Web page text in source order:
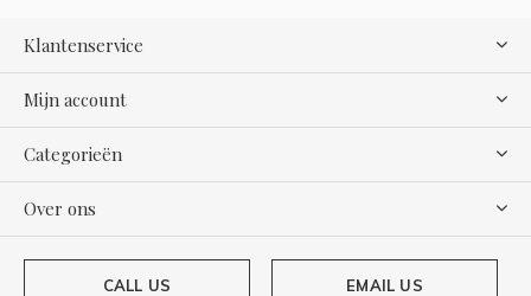
Klantenservice
Mijn account
Categorieën
Over ons
CALL US EMAIL US